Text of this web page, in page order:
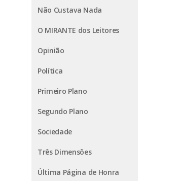
Não Custava Nada
O MIRANTE dos Leitores
Opinião
Política
Primeiro Plano
Segundo Plano
Sociedade
Três Dimensões
Última Página de Honra